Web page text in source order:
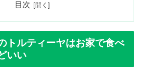
目次
トルティーヤはお家で食べ
いい